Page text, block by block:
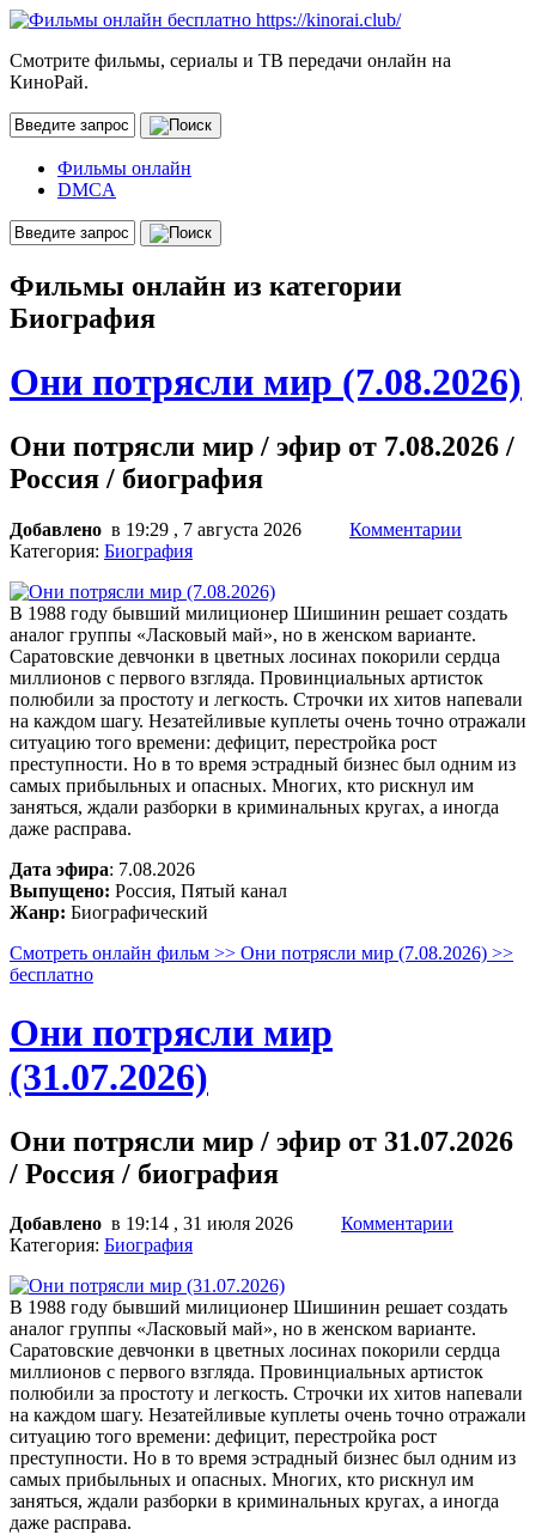
Смотрите фильмы, сериалы и ТВ передачи онлайн на
КиноРай.
Фильмы онлайн
DMCA
Фильмы онлайн из категории
Биография
Они потрясли мир (7.08.2026)
Они потрясли мир / эфир от 7.08.2026 /
Россия / биография
Добавлено в 19:29 , 7 августа 2026
Комментарии
Категория: Биография
В 1988 году бывший милиционер Шишинин решает создать
аналог группы «Ласковый май», но в женском варианте.
Саратовские девчонки в цветных лосинах покорили сердца
миллионов с первого взгляда. Провинциальных артисток
полюбили за простоту и легкость. Строчки их хитов напевали
на каждом шагу. Незатейливые куплеты очень точно отражали
ситуацию того времени: дефицит, перестройка рост
преступности. Но в то время эстрадный бизнес был одним из
самых прибыльных и опасных. Многих, кто рискнул им
заняться, ждали разборки в криминальных кругах, а иногда
даже расправа.
Дата эфира: 7.08.2026
Выпущено: Россия, Пятый канал
Жанр: Биографический
Смотреть онлайн фильм >> Они потрясли мир (7.08.2026) >>
бесплатно
Они потрясли мир
(31.07.2026)
Они потрясли мир / эфир от 31.07.2026
/ Россия / биография
Добавлено в 19:14 , 31 июля 2026
Комментарии
Категория: Биография
В 1988 году бывший милиционер Шишинин решает создать
аналог группы «Ласковый май», но в женском варианте.
Саратовские девчонки в цветных лосинах покорили сердца
миллионов с первого взгляда. Провинциальных артисток
полюбили за простоту и легкость. Строчки их хитов напевали
на каждом шагу. Незатейливые куплеты очень точно отражали
ситуацию того времени: дефицит, перестройка рост
преступности. Но в то время эстрадный бизнес был одним из
самых прибыльных и опасных. Многих, кто рискнул им
заняться, ждали разборки в криминальных кругах, а иногда
даже расправа.